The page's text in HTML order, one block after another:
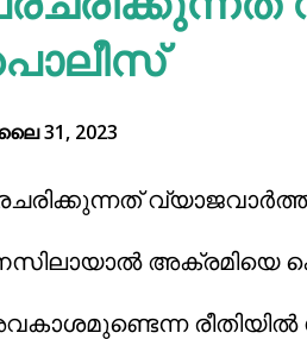
തിരിച്ചറിവ്
കയറുമ്പോൾ
31, 2023
അക്രമിയെ